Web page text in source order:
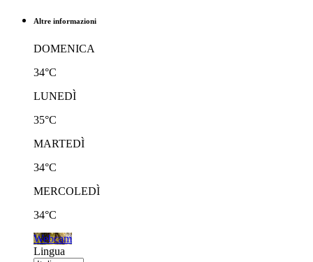
Altre informazioni
DOMENICA
34°C
LUNEDÌ
35°C
MARTEDÌ
34°C
MERCOLEDÌ
34°C
Webcam
Lingua